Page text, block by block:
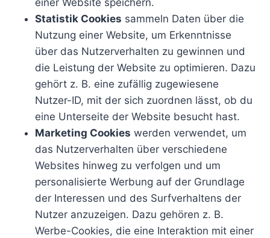
einer Website speichern.
Statistik Cookies sammeln Daten über die
Nutzung einer Website, um Erkenntnisse
über das Nutzerverhalten zu gewinnen und
die Leistung der Website zu optimieren. Dazu
gehört z. B. eine zufällig zugewiesene
Nutzer-ID, mit der sich zuordnen lässt, ob du
eine Unterseite der Website besucht hast.
Marketing Cookies werden verwendet, um
das Nutzerverhalten über verschiedene
Websites hinweg zu verfolgen und um
personalisierte Werbung auf der Grundlage
der Interessen und des Surfverhaltens der
Nutzer anzuzeigen. Dazu gehören z. B.
Werbe-Cookies, die eine Interaktion mit einer